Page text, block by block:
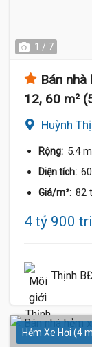
1 / 7
Bán nhà
12, 60 m²
Huỳnh
Rộng: 5.4 m
Diện tích:
Giá/m²: 82
4 tỷ 900
Thịnh
Hẻm Xe Hơi (4